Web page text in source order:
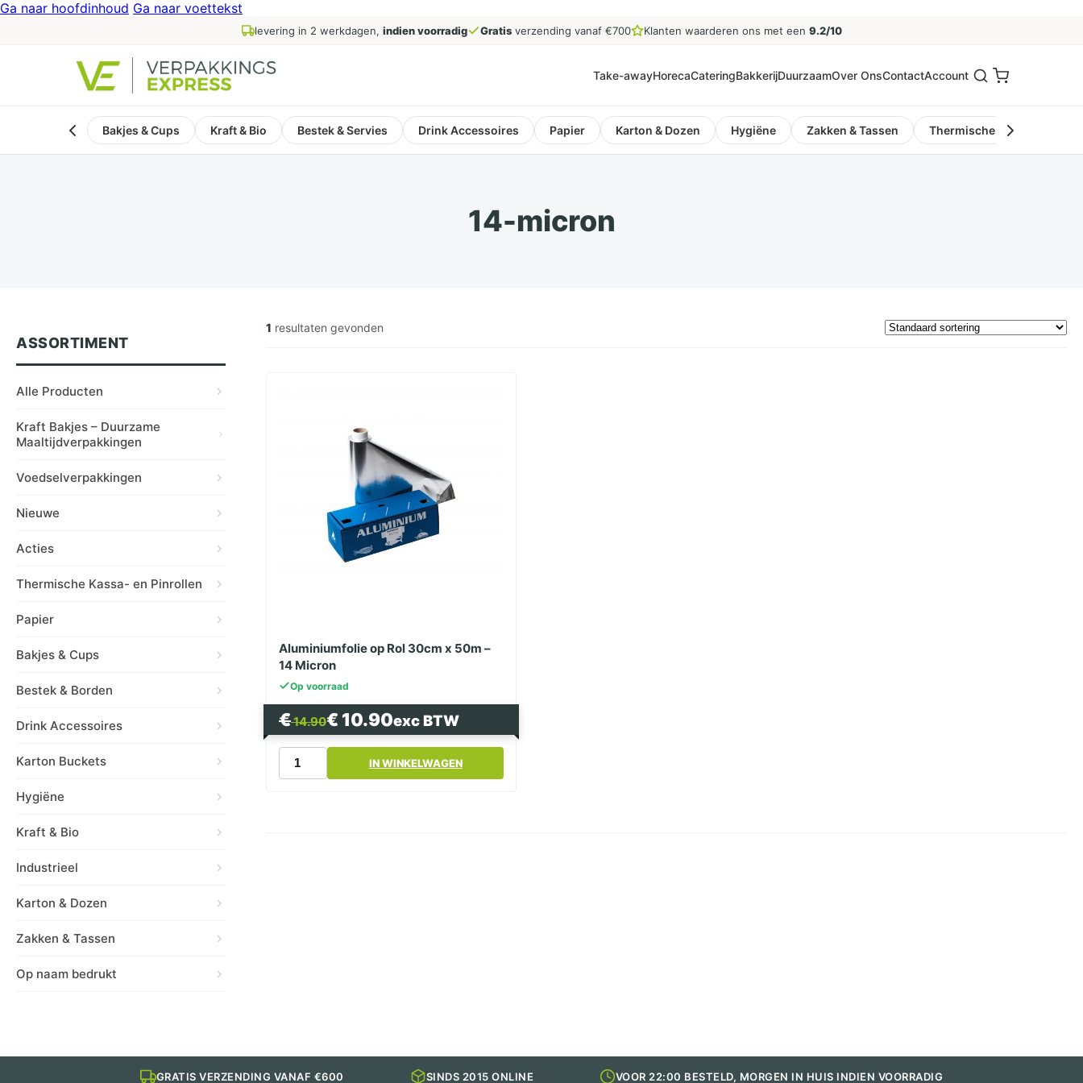
Ga naar hoofdinhoud Ga naar voettekst
levering in 2 werkdagen, indien voorradig Gratisverzending vanaf €700 Klanten waarderen ons met een 9.2/10
Take-awayHorecaCateringBakkerijDuurzaamOver OnsContactAccount
Bakjes & Cups Kraft & Bio Bestek & Servies Drink Accessoires Papier Karton & Dozen Hygiëne Zakken & Tassen Thermische Kassa- en
14-micron
ASSORTIMENT
Alle Producten
Kraft Bakjes – Duurzame
Maaltijdverpakkingen
Voedselverpakkingen
Nieuwe
Acties
Thermische Kassa- en Pinrollen
Papier
Bakjes & Cups
Bestek & Borden
Drink Accessoires
Karton Buckets
Hygiëne
Kraft & Bio
Industrieel
Karton & Dozen
Zakken & Tassen
Op naam bedrukt
1 resultaten gevonden
Aluminiumfolie op Rol 30cm x 50m –
14 Micron
Op voorraad
€14.90
Oorspronkelijke
prijs
was:
€ 14.90.
€ 10.90
Huidige
prijs
is:
€ 10.90.
exc BTW
Aluminiumfolie
IN WINKELWAGEN
GRATIS VERZENDING VANAF €600 SINDS 2015 ONLINE VOOR 22:00 BESTELD, MORGEN IN HUIS INDIEN VOORRADIG